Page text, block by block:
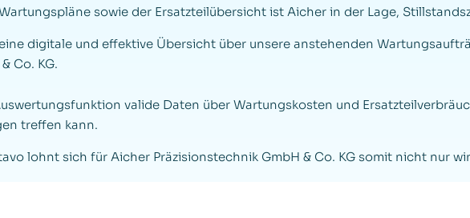
sowie der Ersatzteilübersicht ist Aicher in der Lage,
digitale und effektive Übersicht über unsere anstehenden
Co. KG.
valide Daten über Wartungskosten und
treffen kann.
lohnt sich für Aicher Präzisionstechnik GmbH & Co. KG somit nicht nur